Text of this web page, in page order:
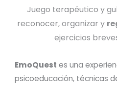
Juego terapéutico y
reconocer, organizar y
ejercicios
EmoQuest es una
psicoeducación, técnicas